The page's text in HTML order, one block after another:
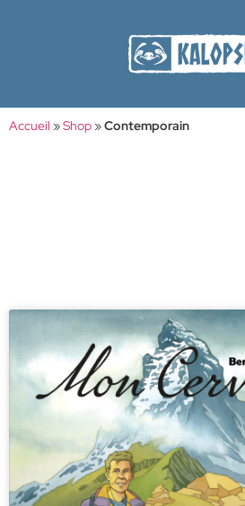
Accueil »Shop »Contemporain